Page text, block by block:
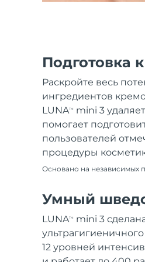
Подготовка
Раскройте весь
ингредиентов
LUNATM
mini 3
помогает
пользователей
процедуры
Основано на независимых
Умный
LUNATM
mini 3
12 уровней